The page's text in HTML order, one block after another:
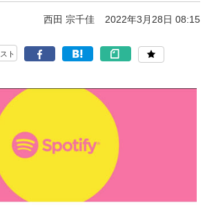
西田 宗千佳 2022年3月28日 08:15
ト